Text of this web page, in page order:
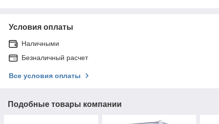
Условия оплаты
Наличными
Безналичный расчет
Все условия оплаты
Подобные товары компании